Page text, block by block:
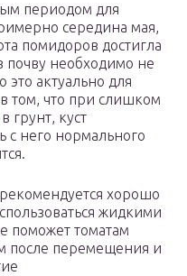
периодом для
середина мая,
помидоров достигла
почву необходимо не
актуально для
том, что при слишком
грунт, куст
с него нормального
хорошо
жидкими
поможет томатам
после перемещения и